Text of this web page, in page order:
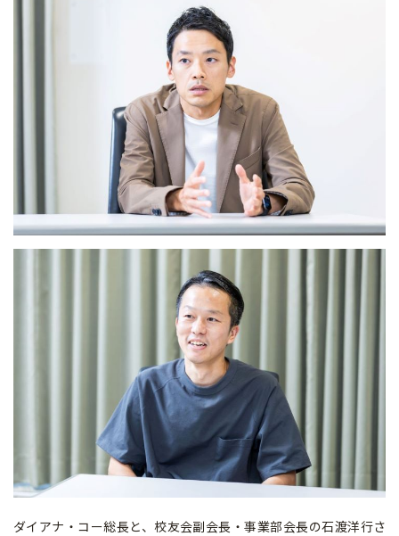
ダイアナ・コー総長と、校友会副会長・事業部会長の石渡洋行さ